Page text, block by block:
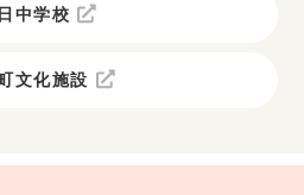
中学校
文化施設